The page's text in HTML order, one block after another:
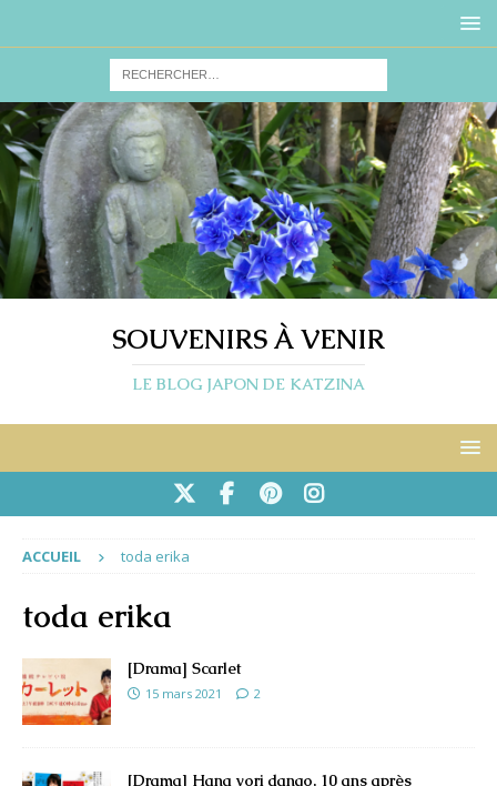
SOUVENIRS À VENIR
LE BLOG JAPON DE KATZINA
ACCUEIL toda erika
toda erika
[Drama] Scarlet
15 mars 2021 2
[Drama] Hana yori dango, 10 ans après